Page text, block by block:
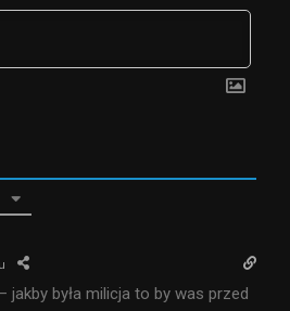
jakby była milicja to by was przed